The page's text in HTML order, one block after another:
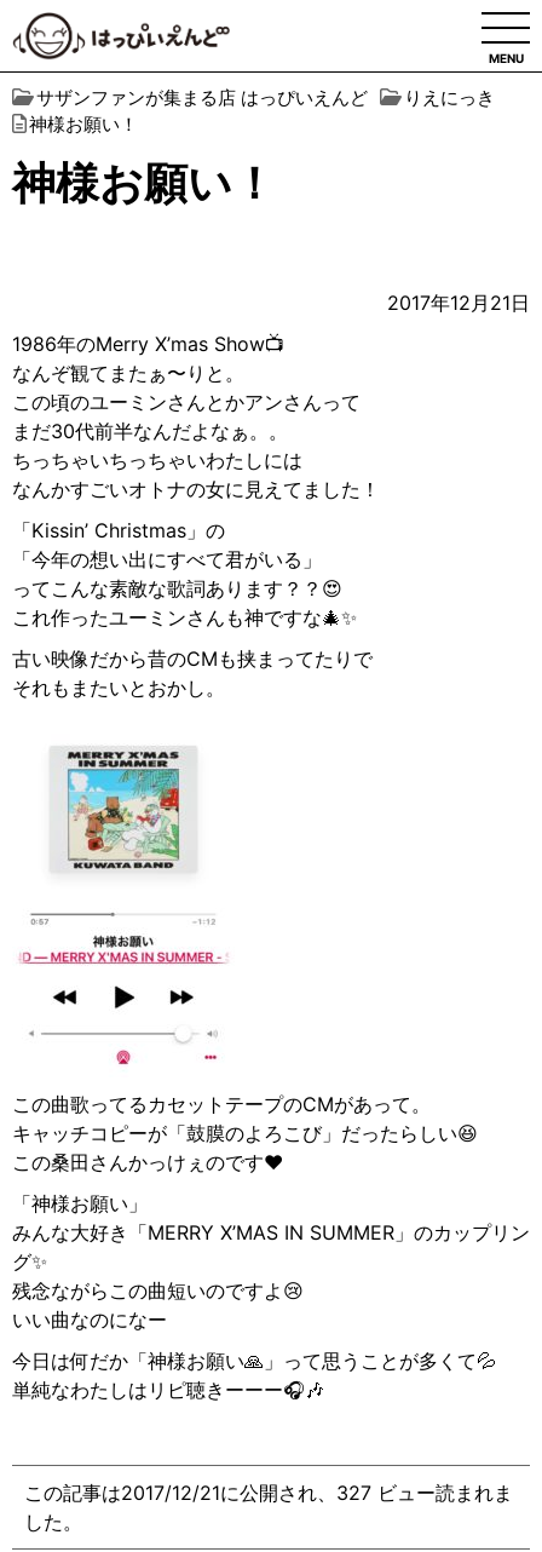
MENU
サザンファンが集まる店 はっぴいえんど
りえにっき
神様お願い！
神様お願い！
2017年12月21日
1986年のMerry X’mas Show📺
なんぞ観てまたぁ〜りと。
この頃のユーミンさんとかアンさんって
まだ30代前半なんだよなぁ。。
ちっちゃいちっちゃいわたしには
なんかすごいオトナの女に見えてました！
「Kissin’ Christmas」の
「今年の想い出にすべて君がいる」
ってこんな素敵な歌詞あります？？😍
これ作ったユーミンさんも神ですな🎄✨
古い映像だから昔のCMも挟まってたりで
それもまたいとおかし。
この曲歌ってるカセットテープのCMがあって。
キャッチコピーが「鼓膜のよろこび」だったらしい😆
この桑田さんかっけぇのです❤️
「神様お願い」
みんな大好き「MERRY X’MAS IN SUMMER」のカップリン
グ✨
残念ながらこの曲短いのですよ😢
いい曲なのになー
今日は何だか「神様お願い🙏」って思うことが多くて💦
単純なわたしはリピ聴きーーー🎧🎶
この記事は2017/12/21に公開され、327 ビュー読まれま
した。